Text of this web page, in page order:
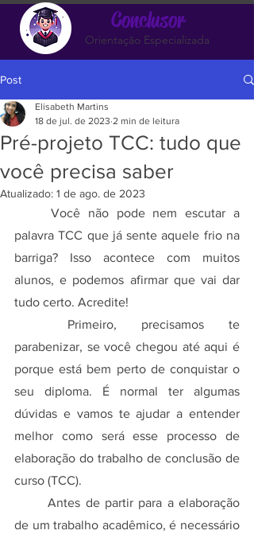
Conclusor
Orientação Especializada
Post
Pré-projeto TCC: tudo que
você precisa saber
Elisabeth Martins
18 de jul. de 2023 2 min de leitura
Atualizado: 1 de ago. de 2023
palavra TCC que já sente aquele frio na
barriga? Isso acontece com muitos
alunos, e podemos afirmar que vai dar
tudo certo. Acredite!
parabenizar, se você chegou até aqui é
porque está bem perto de conquistar o
seu diploma. É normal ter algumas
dúvidas e vamos te ajudar a entender
melhor como será esse processo de
elaboração do trabalho de conclusão de
curso (TCC).
	Antes de partir para a elaboração
de um trabalho acadêmico, é necessário